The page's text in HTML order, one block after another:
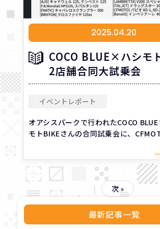
2025.04.20
COCO BLUE×ハシモ
2店舗合同大試乗会
イベントレポート
オアシスパークで行われたCOCO
モトBIKEさんの合同試乗会に、
| 次 »
最新記事一覧